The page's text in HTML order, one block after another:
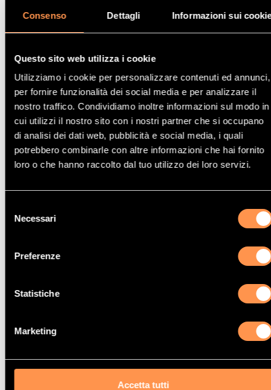
Consenso Dettagli Informazioni sui
Questo sito web utilizza i cookie
Utilizziamo i cookie per personalizzare contenuti ed annunci,
per fornire funzionalità dei social media e per analizzare il
nostro traffico. Condividiamo inoltre informazioni sul modo in
cui utilizzi il nostro sito con i nostri partner che si occupano
di analisi dei dati web, pubblicità e social media, i quali
potrebbero combinarle con altre informazioni che hai fornito
loro o che hanno raccolto dal tuo utilizzo dei loro servizi.
delNecessari
Preferenze
Statistiche
Marketing
Accetta tutti
Catalizzatore Ford FUSION
1.4i 16V 1388 cc
FXJA, FXJB
3/05>3/10
Catalizzatore Ford ORION
Catalizzatore Ford FOCUS C-MAX